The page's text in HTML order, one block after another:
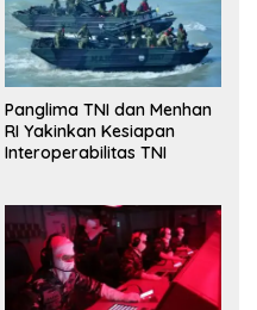
Panglima TNI dan Menhan
RI Yakinkan Kesiapan
Interoperabilitas TNI